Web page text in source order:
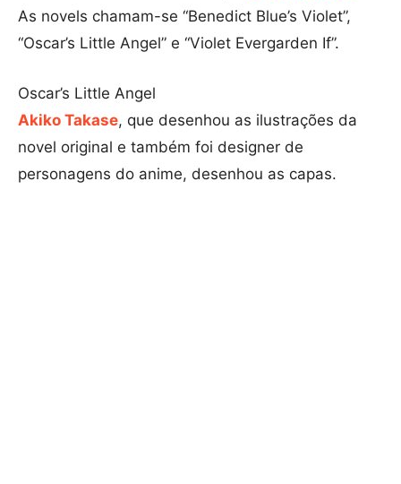
As novels chamam-se “Benedict Blue’s Violet”,
“Oscar’s Little Angel” e “Violet Evergarden If”.
Oscar’s Little Angel
Akiko Takase, que desenhou as ilustrações da
novel original e também foi designer de
personagens do anime, desenhou as capas.